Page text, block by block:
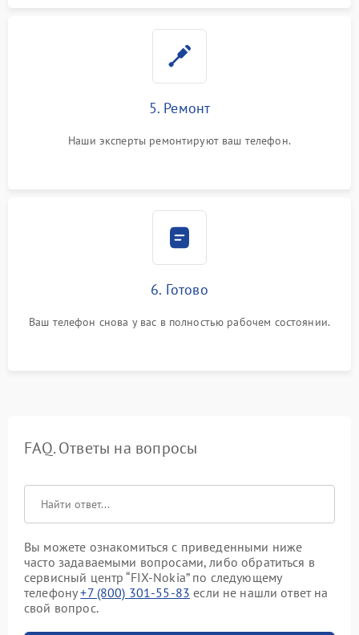
5. Ремонт
Наши эксперты ремонтируют ваш телефон.
6. Готово
Ваш телефон снова у вас в полностью рабочем состоянии.
FAQ. Ответы на вопросы
Вы можете ознакомиться с приведенными ниже
часто задаваемыми вопросами, либо обратиться в
сервисный центр “FIX-Nokia” по следующему
телефону+7 (800) 301-55-83 если не нашли ответ на
свой вопрос.